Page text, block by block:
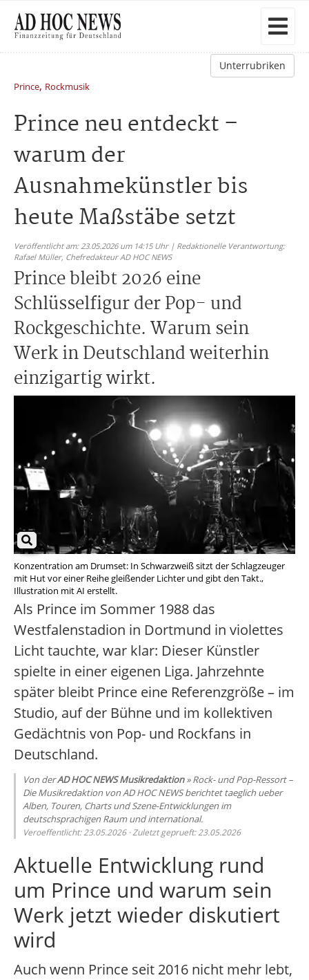
Unterrubriken
Prince, Rockmusik
Prince neu entdeckt –
warum der
Ausnahmekünstler bis
heute Maßstäbe setzt
Veröffentlicht am: 23.05.2026 um 14:15 Uhr | Redaktionelle Verantwortung:
Rafael Müller, Chefredakteur AD HOC NEWS
Prince bleibt 2026 eine
Schlüsselfigur der Pop- und
Rockgeschichte. Warum sein
Werk in Deutschland weiterhin
einzigartig wirkt.
Konzentration am Drumset: In Schwarzweiß sitzt der Schlagzeuger
mit Hut vor einer Reihe gleißender Lichter und gibt den Takt.,
Illustration mit AI erstellt.
Als Prince im Sommer 1988 das
Westfalenstadion in Dortmund in violettes
Licht tauchte, war klar: Dieser Künstler
spielte in einer eigenen Liga. Jahrzehnte
später bleibt Prince eine Referenzgröße – im
Studio, auf der Bühne und im kollektiven
Gedächtnis von Pop- und Rockfans in
Deutschland.
Von derAD HOC NEWS Musikredaktion» Rock- und Pop-Ressort –
Die Musikredaktion von AD HOC NEWS berichtet taeglich ueber
Alben, Touren, Charts und Szene-Entwicklungen im
deutschsprachigen Raum und international.
Veroeffentlicht: 23.05.2026 · Zuletzt geprueft: 23.05.2026
Aktuelle Entwicklung rund
um Prince und warum sein
Werk jetzt wieder diskutiert
wird
Auch wenn Prince seit 2016 nicht mehr lebt,